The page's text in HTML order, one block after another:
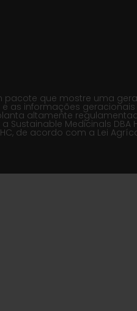
que mostre uma
as informações
altamente
Medicinals
de acordo com a Lei